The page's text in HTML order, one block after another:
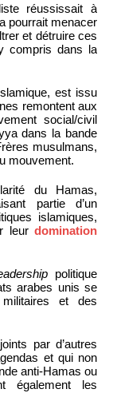
réussissait à
pourrait menacer
et détruire ces
compris dans la
est issu
remontent aux
social/civil
dans la bande
musulmans,
mouvement.
du Hamas,
partie d’un
islamiques,
leur domination
politique
arabes unis se
et des
par d’autres
et qui non
anti-Hamas ou
également les